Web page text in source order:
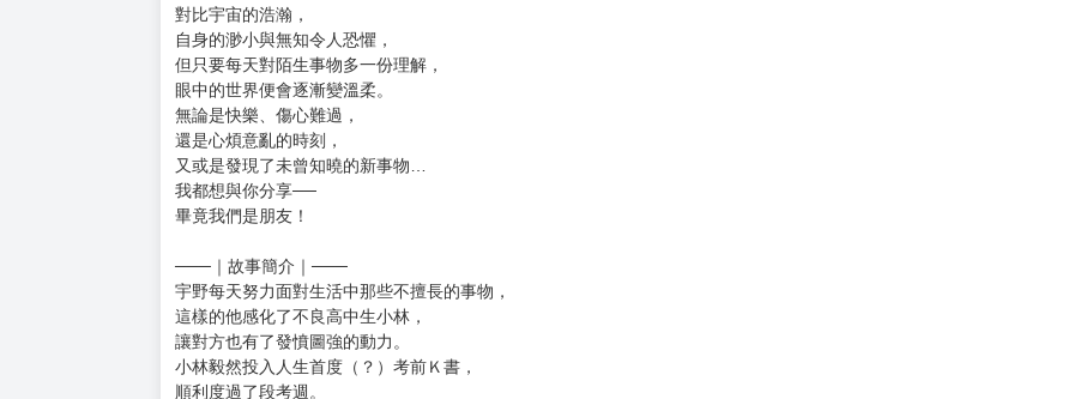
購買評價限制
使用超商取貨付款：負評≦1分 超商未取貨≦1次 未完成交易≦1次 （近半年）
✦獲獎不斷！「2025這本漫畫真厲害！」男生篇、「2024漫畫大賞」雙冠王！
✧好評如潮！日本AMAZON平均4.9星超高評價！
✦觸人心弦、感人肺腑！２位少年最真摯的友情故事──
對比宇宙的浩瀚，
自身的渺小與無知令人恐懼，
但只要每天對陌生事物多一份理解，
眼中的世界便會逐漸變溫柔。
無論是快樂、傷心難過，
還是心煩意亂的時刻，